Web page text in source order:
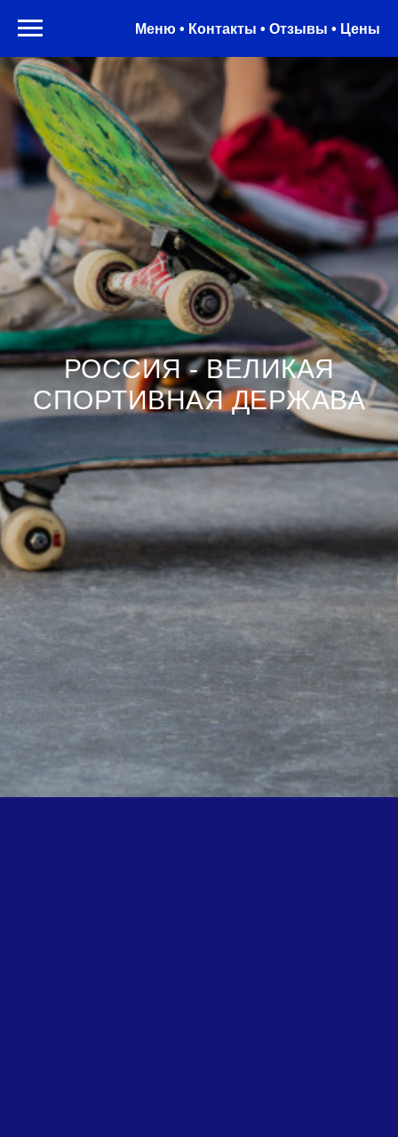
Меню • Контакты • Отзывы • Цены
РОССИЯ - ВЕЛИКАЯ
СПОРТИВНАЯ ДЕРЖАВА